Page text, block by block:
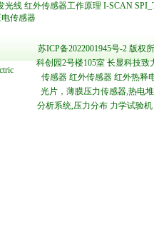
光线 红外传感器工作原理 I-SCAN
传感器
苏ICP备2022001945号-2 版权
科创园2号楼105室 长显科技
传感器 红外传感器 红外热释
光片，薄膜压力传感器,热电
分析系统,压力分布 力学试验